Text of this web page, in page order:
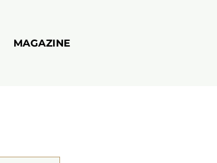
MAGAZINE